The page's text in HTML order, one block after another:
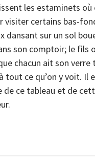
les estaminets
visiter certains bas-
dansant sur un sol
son comptoir; le fils
chacun ait son
tout ce qu’on y voit.
de ce tableau et de